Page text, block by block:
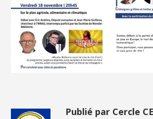
Publié par Cercle